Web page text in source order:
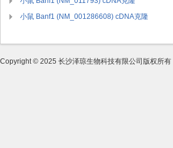
小鼠 Banf1 (NM_001286608) cDNA克隆
Copyright © 2025 长沙泽琼生物科技有限公司版权所有